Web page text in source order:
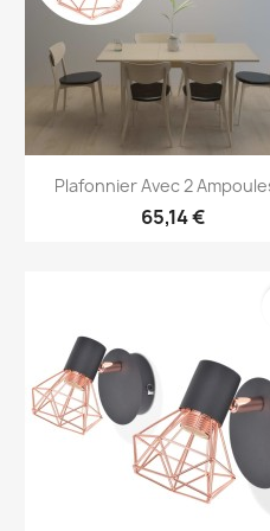
Aperçu rapide
Plafonnier Avec 2
65,14 €